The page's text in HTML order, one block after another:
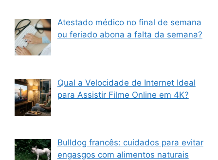
Atestado médico no final de semana
ou feriado abona a falta da semana?
Qual a Velocidade de Internet Ideal
para Assistir Filme Online em 4K?
Bulldog francês: cuidados para evitar
engasgos com alimentos naturais